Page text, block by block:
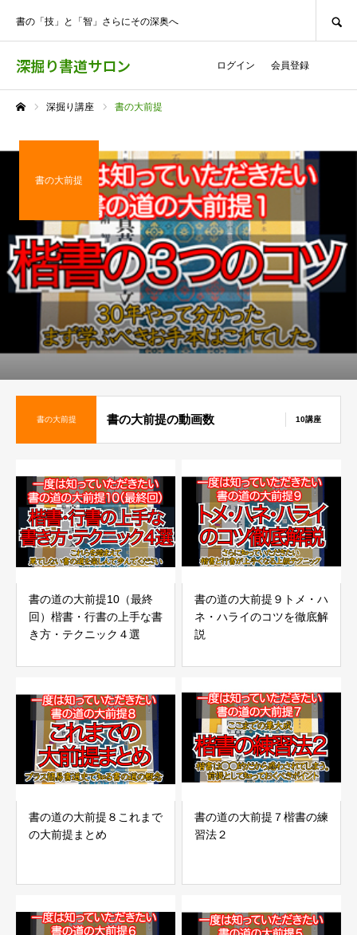
深掘り書道サロン
書の「技」と「智」さらにその深奥へ
ログイン 会員登録
深掘り講座 書の大前提
書の大前提
書の大前提 書の大前提の動画数 10講座
書の道の大前提10（最終
回）楷書・行書の上手な書
き方・テクニック４選
書の道の大前提９トメ・ハ
ネ・ハライのコツを徹底解
説
書の道の大前提８これまで
の大前提まとめ
書の道の大前提７楷書の練
習法２